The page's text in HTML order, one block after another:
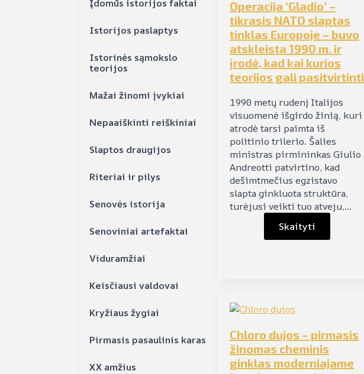
Įdomūs istorijos faktai
Istorijos paslaptys
Istorinės sąmokslo
teorijos
Mažai žinomi įvykiai
Nepaaiškinti reiškiniai
Slaptos draugijos
Riteriai ir pilys
Senovės istorija
Senoviniai artefaktai
Viduramžiai
Keisčiausi valdovai
Kryžiaus žygiai
Pirmasis pasaulinis karas
XX amžius
Operacija ‘Gladio’ –
tikrasis NATO slaptas
tinklas Europoje – buvo
atskleista 1990 m. ir
įrodė, kad kai kurios
teorijos gali pasitvirtinti
1990 metų rudenį Italijos
visuomenė išgirdo žinią, kuri
atrodė tarsi paimta iš
politinio trilerio. Šalies
ministras pirmininkas Giulio
Andreotti patvirtino, kad
dešimtmečius egzistavo
slapta ginkluota struktūra,
turėjusi veikti tuo atveju,…
Skaityti
Chloro dujos – pirmasis
žinomas cheminis
ginklas moderniajame